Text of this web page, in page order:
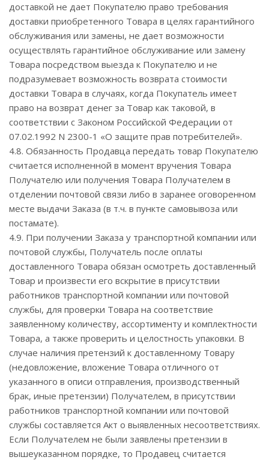
доставкой не дает Покупателю право требования
доставки приобретенного Товара в целях гарантийного
обслуживания или замены, не дает возможности
осуществлять гарантийное обслуживание или замену
Товара посредством выезда к Покупателю и не
подразумевает возможность возврата стоимости
доставки Товара в случаях, когда Покупатель имеет
право на возврат денег за Товар как таковой, в
соответствии с Законом Российской Федерации от
07.02.1992 N 2300-1 «О защите прав потребителей».
4.8. Обязанность Продавца передать товар Покупателю
считается исполненной в момент вручения Товара
Получателю или получения Товара Получателем в
отделении почтовой связи либо в заранее оговоренном
месте выдачи Заказа (в т.ч. в пункте самовывоза или
постамате).
4.9. При получении Заказа у транспортной компании или
почтовой службы, Получатель после оплаты
доставленного Товара обязан осмотреть доставленный
Товар и произвести его вскрытие в присутствии
работников транспортной компании или почтовой
службы, для проверки Товара на соответствие
заявленному количеству, ассортименту и комплектности
Товара, а также проверить и целостность упаковки. В
случае наличия претензий к доставленному Товару
(недовложение, вложение Товара отличного от
указанного в описи отправления, производственный
брак, иные претензии) Получателем, в присутствии
работников транспортной компании или почтовой
службы составляется Акт о выявленных несоответствиях.
Если Получателем не были заявлены претензии в
вышеуказанном порядке, то Продавец считается